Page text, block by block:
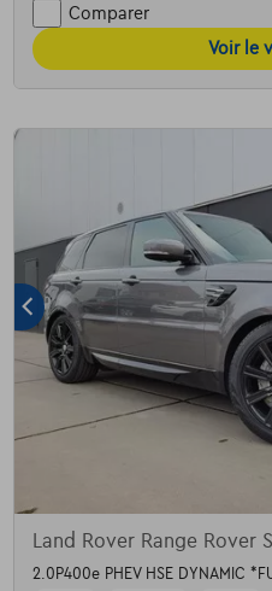
Comparer
Voir le
Land Rover Range Rover
2.0P400e PHEV HSE DYNAMIC